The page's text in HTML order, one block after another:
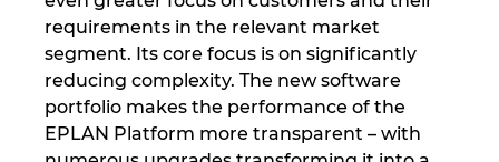
requirements in the relevant market
segment. Its core focus is on significantly
reducing complexity. The new software
portfolio makes the performance of the
EPLAN Platform more transparent – with